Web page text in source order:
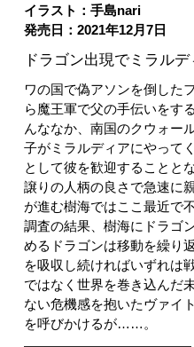
イラスト：手島nari
発売日：2021年12月7日
ドラゴン出現でミラル
ワの国で偽アソンを倒した
ら魔王軍で父の手伝いをす
んななか、南国のクウォー
子がミラルディアにやって
として彼を歓迎することと
譲りの人柄の良さで急速に
が進む樹海ではここ最近で
調査の結果、樹海にドラゴ
めるドラゴンは移動を繰り
を吸収し続ければいずれは
ではなく世界を巻き込んだ
ない危機感を抱いたヴァイ
を呼びかけるが……。